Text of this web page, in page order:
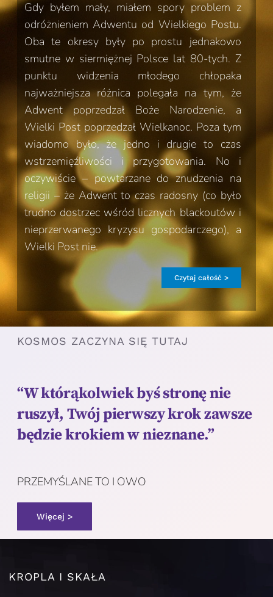
Gdy byłem mały, miałem spory problem z
odróżnieniem Adwentu od Wielkiego Postu.
Oba te okresy były po prostu jednakowo
smutne w siermiężnej Polsce lat 80-tych. Z
punktu widzenia młodego chłopaka
najważniejsza różnica polegała na tym, że
Adwent poprzedzał Boże Narodzenie, a
Wielki Post poprzedzał Wielkanoc. Poza tym
wiadomo było, że jedno i drugie to czas
wstrzemięźliwości i przygotowania. No i
oczywiście – powtarzane do znudzenia na
religii – że Adwent to czas radosny (co było
trudno dostrzec wśród licznych blackoutów i
nieprzerwanego kryzysu gospodarczego), a
Wielki Post nie.
Czytaj całość >
KOSMOS ZACZYNA SIĘ TUTAJ
“W którąkolwiek byś stronę nie
ruszył, Twój pierwszy krok zawsze
będzie krokiem w nieznane.”
PRZEMYŚLANE TO I OWO
Więcej >
KROPLA I SKAŁA